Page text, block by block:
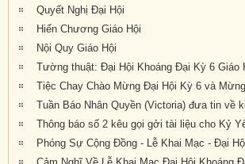
Quyết Nghị Đại Hội
Hiến Chương Giáo Hội
Nội Quy Giáo Hội
Thông báo số 2 kêu gọi gởi tài liệu cho Kỷ